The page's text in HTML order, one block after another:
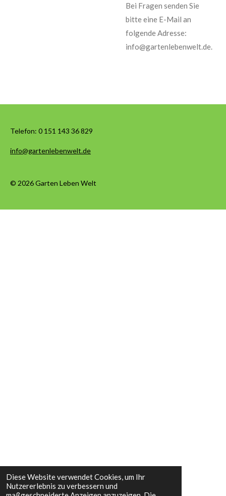
Diese Website verwendet Cookies, um Ihr
Nutzererlebnis zu verbessern und
Bei Fragen senden Sie
bitte eine E-Mail an
folgende Adresse:
info@gartenlebenwelt.de.
Telefon: 0 151 143 36 829
info@gartenlebenwelt.de
© 2026 Garten Leben Welt